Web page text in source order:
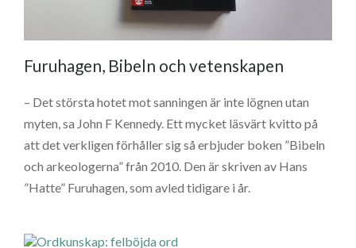
Furuhagen, Bibeln och vetenskapen
– Det största hotet mot sanningen är inte lögnen utan
myten, sa John F Kennedy. Ett mycket läsvärt kvitto på
att det verkligen förhåller sig så erbjuder boken ”Bibeln
och arkeologerna” från 2010. Den är skriven av Hans
”Hatte” Furuhagen, som avled tidigare i år.